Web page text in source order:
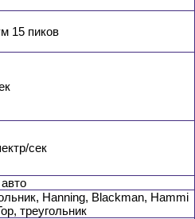
15 пиков
сек
Hanning, Blackman, Hammi
треугольник